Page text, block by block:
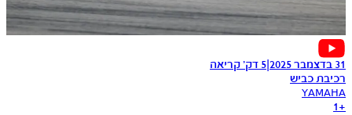
31 בדצמבר 2025
5 דק׳ קריאה
רכיבת כביש
YAMAHA
+
1